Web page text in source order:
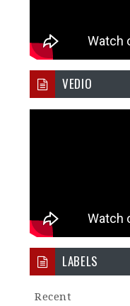
VEDIO
LABELS
Recent